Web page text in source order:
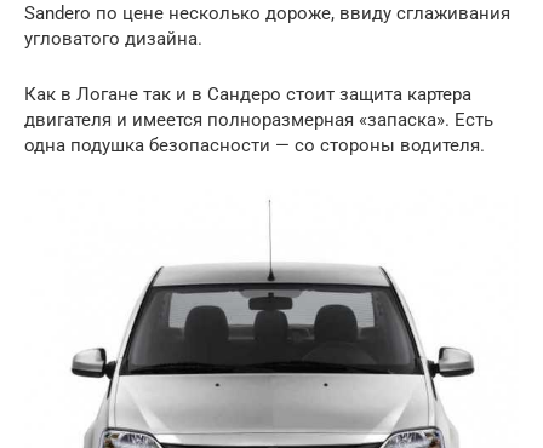
Sandero по цене несколько дороже, ввиду сглаживания
угловатого дизайна.
Как в Логане так и в Сандеро стоит защита картера
двигателя и имеется полноразмерная «запаска». Есть
одна подушка безопасности — со стороны водителя.